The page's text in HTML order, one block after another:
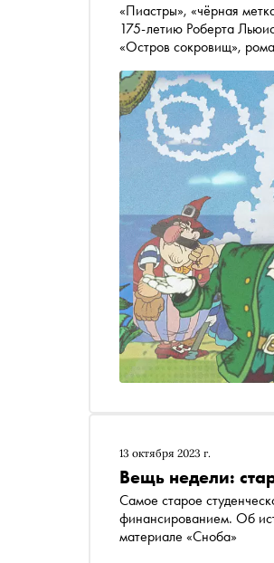
«Пиастры», «чёрная
175-летию Роберта
«Остров сокровищ»,
13 октября 2023 г.
Вещь недели:
Самое старое студенческое издание в
финансированием. Об
материале «Сноба»